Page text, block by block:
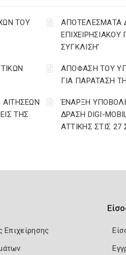
ΤΟΥ
ΑΠΟΤΕΛΕΣΜΑΤΑ
ΣΥΓΚΛΙΣΗ’
ΑΠΟΦΑΣΗ ΤΟΥ
ΓΙΑ ΠΑΡΑΤΑΣΗ
ΤΗΣ
ΈΝΑΡΞΗ
ΔΡΑΣΗ DIGI-
ΑΤΤΙΚΗΣ ΣΤΙΣ 27
Επιχείρησης